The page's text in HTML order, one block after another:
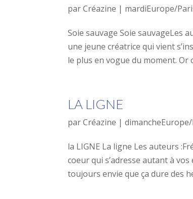
parCréazine | mardiEurope/
Soie sauvage Soie sauvageLes
une jeune créatrice qui vient
le plus en vogue du moment. Or
LA LIGNE
parCréazine |
la LIGNE La ligne Les auteurs
coeur qui s’adresse autant à
toujours envie que ça dure des